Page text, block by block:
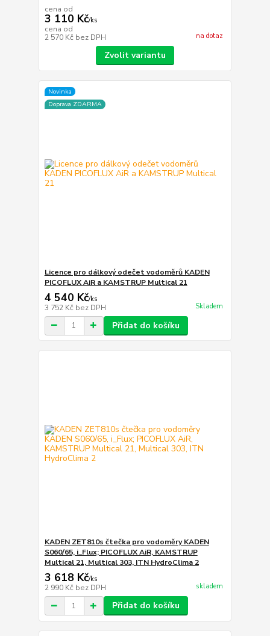
cena od
3 110 Kč/ks
cena od
2 570 Kč bez DPH na dotaz
Zvolit variantu
Novinka
Doprava ZDARMA
Licence pro dálkový odečet vodoměrů KADEN
PICOFLUX AiR a KAMSTRUP Multical 21
4 540 Kč/ks
3 752 Kč bez DPH Skladem
Přidat do košíku
KADEN ZET810s čtečka pro vodoměry KADEN
S060/65, i_Flux; PICOFLUX AiR, KAMSTRUP
Multical 21, Multical 303, ITN HydroClima 2
3 618 Kč/ks
2 990 Kč bez DPH skladem
Přidat do košíku